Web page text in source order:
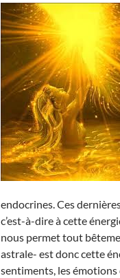
endocrines. Ces
c’est-à-dire à cette
nous permet tout
astrale- est donc cette
sentiments, les